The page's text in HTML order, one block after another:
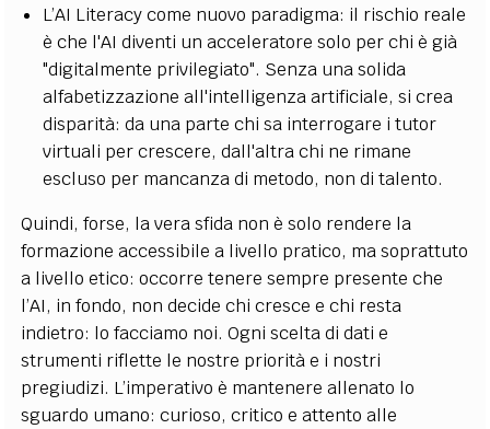
L’AI Literacy come nuovo paradigma: il rischio reale
è che l'AI diventi un acceleratore solo per chi è già
"digitalmente privilegiato". Senza una solida
alfabetizzazione all'intelligenza artificiale, si crea
disparità: da una parte chi sa interrogare i tutor
virtuali per crescere, dall'altra chi ne rimane
escluso per mancanza di metodo, non di talento.
Quindi, forse, la vera sfida non è solo rendere la
formazione accessibile a livello pratico, ma soprattuto
a livello etico: occorre tenere sempre presente che
l’AI, in fondo, non decide chi cresce e chi resta
indietro: lo facciamo noi. Ogni scelta di dati e
strumenti riflette le nostre priorità e i nostri
pregiudizi. L’imperativo è mantenere allenato lo
sguardo umano: curioso, critico e attento alle